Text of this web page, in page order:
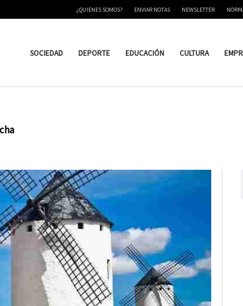
¿QUIENES SOMOS? ENVIAR NOTAS NEWSLETTER
SOCIEDAD DEPORTE EDUCACIÓN CULTURA